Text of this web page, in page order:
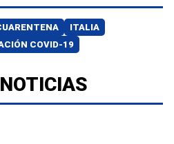
ITALIA
COVID-19